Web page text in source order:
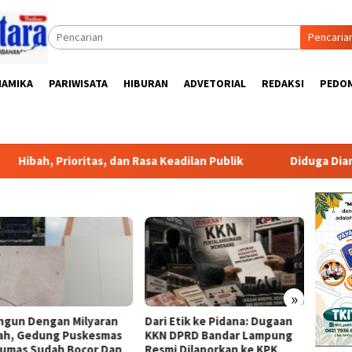
PARIWISATA HIBURAN ADVETORIAL REDAKSI
dan Rasa Keadilan Publik Diduga Diancam
»
Dengan Milyaran
Gedung Puskesmas
Dari Etik ke Pidana: Dugaan
KKN DPRD Bandar Lampung
Viral